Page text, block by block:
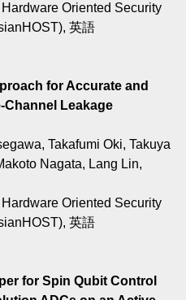
Oriented Security
英語
for Accurate and
Channel Leakage
Takafumi Oki, Takuya
Nagata, Lang Lin,
Oriented Security
英語
for Spin Qubit Control